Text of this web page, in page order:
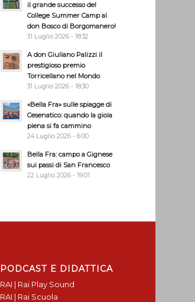
il grande successo del
College Summer Camp al
don Bosco di Borgomanero!
31 Luglio 2026 - 18:32
A don Giuliano Palizzi il
prestigioso premio
Torricellano nel Mondo
31 Luglio 2026 - 18:30
«Bella Fra» sulle spiagge di
Cesenatico: quando la gioia
piena si fa cammino
24 Luglio 2026 - 6:00
Bella Fra: campo a Gignese
sui passi di San Francesco
22 Luglio 2026 - 19:01
PODCAST E DIDATTICA
RAI | Rai Play Sound
RAI | Rai Scuola